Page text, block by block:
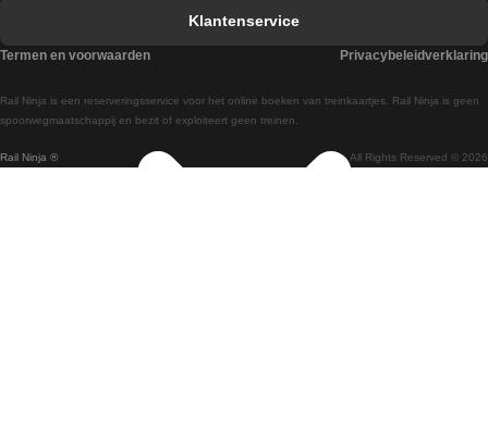
Treinen van Wenen naar Salzburg
Treinen van Wenen naar Praag
Rail Ninja ® All Rights Reserved © 2026
Rail Ninja is een reserveringsservice voor het online boeken van treinkaartjes. Rail Ninja is geen
spoorwegmaatschappij en bezit of exploiteert geen treinen.
Klantenservice
Termen en voorwaarden Privacybeleidverklaring